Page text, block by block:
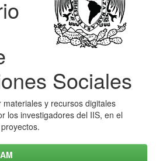
Sociales
y recursos digitales
los investigadores del IIS, en el